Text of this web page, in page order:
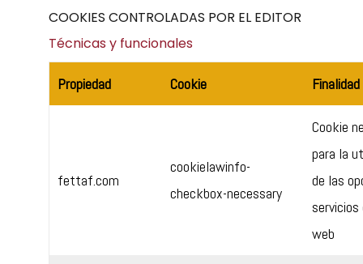
COOKIES CONTROLADAS POR EL EDITOR
Técnicas y funcionales
Propiedad Cookie Finalidad
fettaf.com
cookielawinfo-
checkbox-necessary
Cookie
para la
de las
web